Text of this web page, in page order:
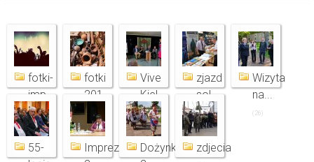
fotki-
imp...
(15)
fotki
201...
(16)
Vive
Kiel...
(70)
zjazd
sol...
(35)
Wizyta
na...
(26)
55-
Imprezy
Dożynki
zdjecia